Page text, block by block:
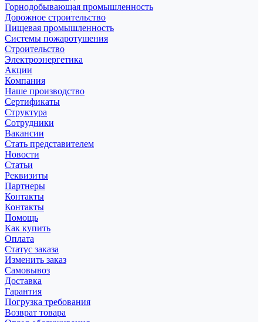
Горнодобывающая промышленность
Дорожное строительство
Пищевая промышленность
Системы пожаротушения
Строительство
Электроэнергетика
Акции
Компания
Наше производство
Сертификаты
Структура
Сотрудники
Вакансии
Стать представителем
Новости
Статьи
Реквизиты
Партнеры
Контакты
Контакты
Помощь
Как купить
Оплата
Статус заказа
Изменить заказ
Самовывоз
Доставка
Гарантия
Погрузка требования
Возврат товара